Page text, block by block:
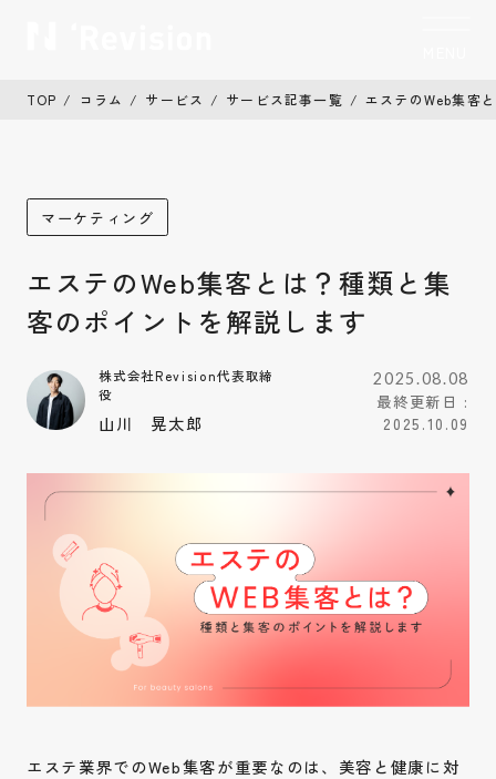
トップ TOP
制作実績 Works
サービス Service
コラム Column
お知らせ News
TOP コラム サービス サービス記事一覧 エステのWeb集客
マーケティング
エステのWeb集客とは？種類と集
客のポイントを解説します
株式会社Revision代表取締
役
山川 晃太郎
2025.08.08
最終更新日 :
2025.10.09
エステ業界でのWeb集客が重要なのは、美容と健康に対